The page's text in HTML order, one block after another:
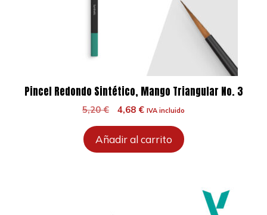
Pincel Redondo Sintético, Mango Triangular No. 3
5,20€
El
original
era:
4,68 €El
actual
es:
IVA incluido
Añadir al carrito